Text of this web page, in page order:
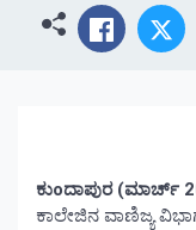
ಕುoದಾಪುರ (ಮಾರ್ಚ್
ಕಾಲೇಜಿನ ವಾಣಿಜ್ಯ